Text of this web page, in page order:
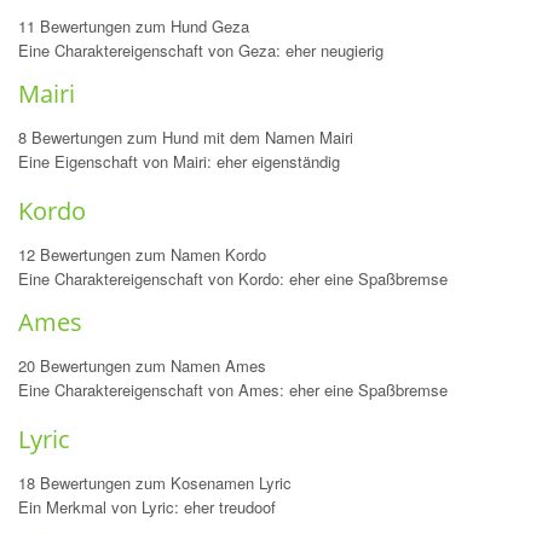
11 Bewertungen zum Hund Geza
Eine Charaktereigenschaft von Geza: eher neugierig
Mairi
8 Bewertungen zum Hund mit dem Namen Mairi
Eine Eigenschaft von Mairi: eher eigenständig
Kordo
12 Bewertungen zum Namen Kordo
Eine Charaktereigenschaft von Kordo: eher eine Spaßbremse
Ames
20 Bewertungen zum Namen Ames
Eine Charaktereigenschaft von Ames: eher eine Spaßbremse
Lyric
18 Bewertungen zum Kosenamen Lyric
Ein Merkmal von Lyric: eher treudoof